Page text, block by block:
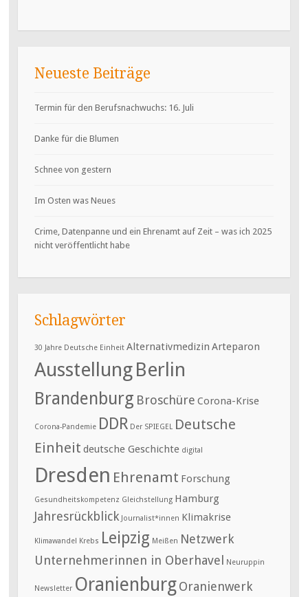
Neueste Beiträge
Termin für den Berufsnachwuchs: 16. Juli
Danke für die Blumen
Schnee von gestern
Im Osten was Neues
Crime, Datenpanne und ein Ehrenamt auf Zeit – was ich 2025
nicht veröffentlicht habe
Schlagwörter
30 Jahre Deutsche Einheit Alternativmedizin Arteparon
AusstellungBerlin
Brandenburg Broschüre Corona-Krise
Corona-Pandemie DDR Der SPIEGEL
Deutsche
Einheit deutsche Geschichte digital
Dresden Ehrenamt Forschung
Gesundheitskompetenz Gleichstellung Hamburg
Jahresrückblick Journalist*innen Klimakrise
Klimawandel Krebs Leipzig Meißen Netzwerk
Unternehmerinnen in Oberhavel Neuruppin
Newsletter OranienburgOranienwerk